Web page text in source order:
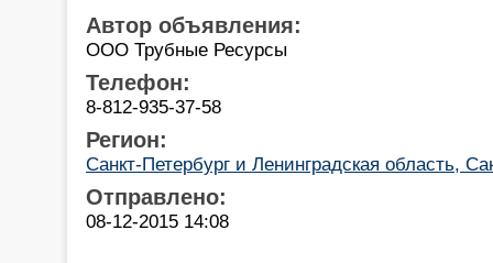
Автор объявления:
ООО Трубные Ресурсы
Телефон:
8-812-935-37-58
Регион:
Санкт-Петербург и Ленинградская область,
Отправлено:
08-12-2015 14:08